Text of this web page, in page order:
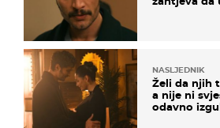
NASLJEDNIK
Želi da njih
a nije ni
odavno